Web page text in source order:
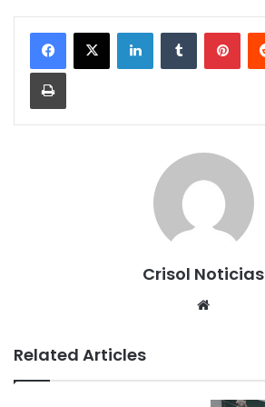
Crisol Noticias
Related Articles